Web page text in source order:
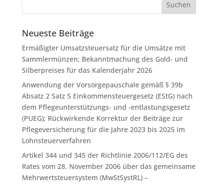
Neueste Beiträge
Ermäßigter Umsatzsteuersatz für die Umsätze mit
Sammlermünzen; Bekanntmachung des Gold- und
Silberpreises für das Kalenderjahr 2026
Anwendung der Vorsorgepauschale gemäß § 39b
Absatz 2 Satz 5 Einkommensteuergesetz (EStG) nach
dem Pflegeunterstützungs- und -entlastungsgesetz
(PUEG); Rückwirkende Korrektur der Beiträge zur
Pflegeversicherung für die Jahre 2023 bis 2025 im
Lohnsteuerverfahren
Artikel 344 und 345 der Richtlinie 2006/112/EG des
Rates vom 28. November 2006 über das gemeinsame
Mehrwertsteuersystem (MwStSystRL) –